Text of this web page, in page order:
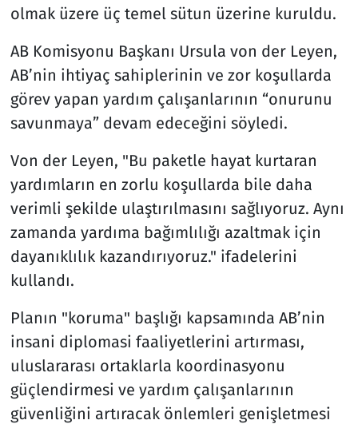
olmak üzere üç temel sütun üzerine kuruldu.
AB Komisyonu Başkanı Ursula von der Leyen,
AB’nin ihtiyaç sahiplerinin ve zor koşullarda
görev yapan yardım çalışanlarının “onurunu
savunmaya” devam edeceğini söyledi.
Von der Leyen, "Bu paketle hayat kurtaran
yardımların en zorlu koşullarda bile daha
verimli şekilde ulaştırılmasını sağlıyoruz. Aynı
zamanda yardıma bağımlılığı azaltmak için
dayanıklılık kazandırıyoruz." ifadelerini
kullandı.
Planın "koruma" başlığı kapsamında AB’nin
insani diplomasi faaliyetlerini artırması,
uluslararası ortaklarla koordinasyonu
güçlendirmesi ve yardım çalışanlarının
güvenliğini artıracak önlemleri genişletmesi